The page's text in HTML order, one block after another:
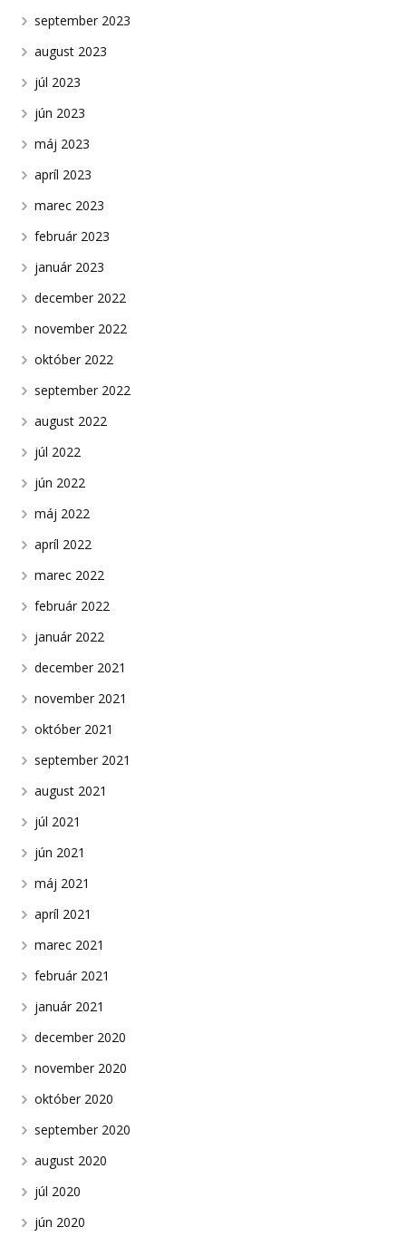
september 2023
august 2023
júl 2023
jún 2023
máj 2023
apríl 2023
marec 2023
február 2023
január 2023
december 2022
november 2022
október 2022
september 2022
august 2022
júl 2022
jún 2022
máj 2022
apríl 2022
marec 2022
február 2022
január 2022
december 2021
november 2021
október 2021
september 2021
august 2021
júl 2021
jún 2021
máj 2021
apríl 2021
marec 2021
február 2021
január 2021
december 2020
november 2020
október 2020
september 2020
august 2020
júl 2020
jún 2020